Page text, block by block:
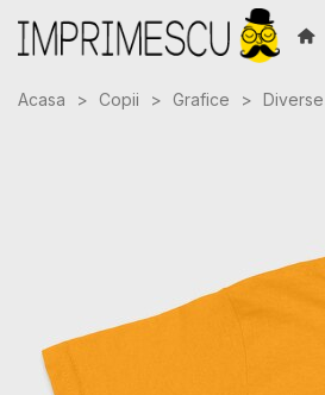
Acasa > Copii > Grafice > Diverse